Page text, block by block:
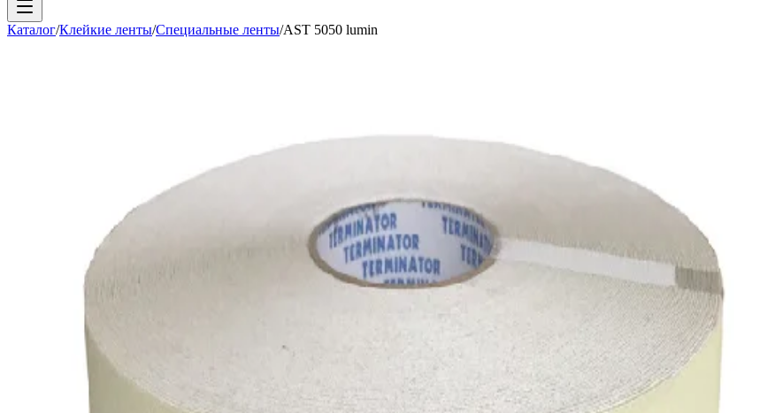
Каталог/Клейкие ленты/Специальные ленты/AST 5050 lumin